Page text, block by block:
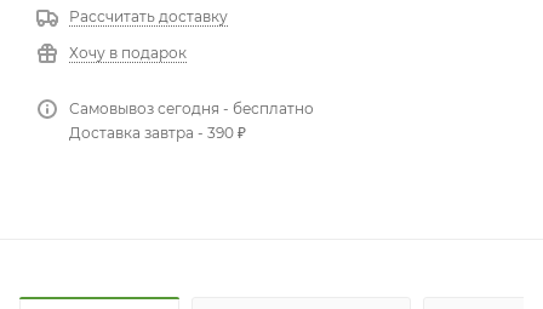
Рассчитать доставку
Хочу в подарок
Самовывоз сегодня - бесплатно
Доставка завтра - 390 ₽